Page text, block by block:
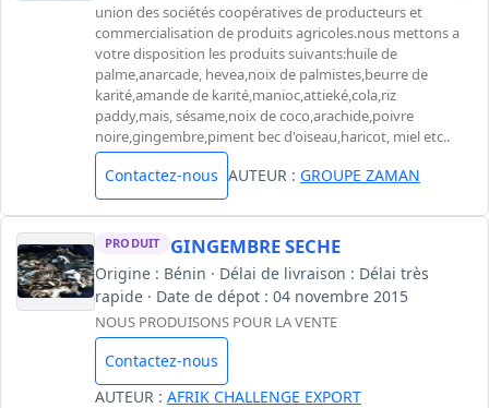
union des sociétés coopératives de producteurs et
commercialisation de produits agricoles.nous mettons a
votre disposition les produits suivants:huile de
palme,anarcade, hevea,noix de palmistes,beurre de
karité,amande de karité,manioc,attieké,cola,riz
paddy,mais, sésame,noix de coco,arachide,poivre
noire,gingembre,piment bec d'oiseau,haricot, miel etc..
Contactez-nous AUTEUR : GROUPE ZAMAN
PRODUIT GINGEMBRE SECHE
Origine : Bénin · Délai de livraison : Délai très
rapide · Date de dépot : 04 novembre 2015
NOUS PRODUISONS POUR LA VENTE
Contactez-nous
AUTEUR : AFRIK CHALLENGE EXPORT